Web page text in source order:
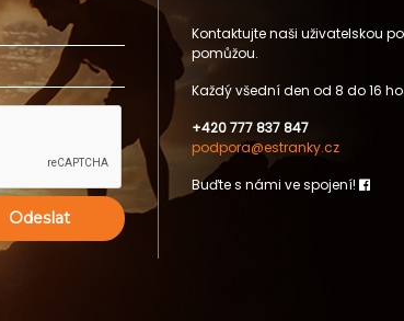
Odeslat
Kontaktujte naši uživatelskou
pomůžou.
Každý všední den od 8 do 16
+420 777 837 847
podpora@estranky.cz
Buďte s námi ve spojení!